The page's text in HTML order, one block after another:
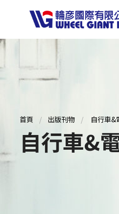
首頁 出版刊物 自行車&
自行車&